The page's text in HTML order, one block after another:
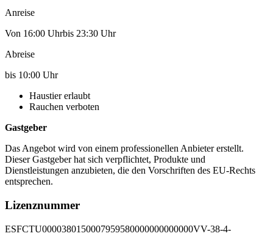
Anreise
Von 16:00 Uhrbis 23:30 Uhr
Abreise
bis 10:00 Uhr
Haustier erlaubt
Rauchen verboten
Gastgeber
Das Angebot wird von einem professionellen Anbieter erstellt.
Dieser Gastgeber hat sich verpflichtet, Produkte und
Dienstleistungen anzubieten, die den Vorschriften des EU-Rechts
entsprechen.
Lizenznummer
ESFCTU0000380150007959580000000000000VV-38-4-